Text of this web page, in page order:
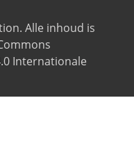
. Alle inhoud is
Internationale